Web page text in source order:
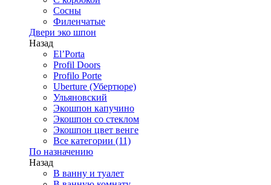
Сосны
Филенчатые
Двери эко шпон
Назад
El’Porta
Profil Doors
Profilo Porte
Uberture (Убертюре)
Ульяновский
Экошпон капучино
Экошпон со стеклом
Экошпон цвет венге
Все категории (11)
По назначению
Назад
В ванну и туалет